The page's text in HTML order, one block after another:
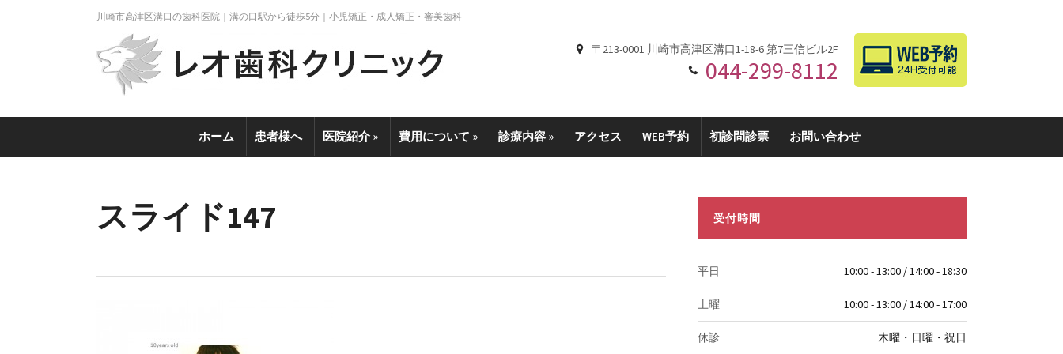
川崎市高津区溝口の歯科医院｜溝の口駅から徒歩5分｜小児矯正・成人矯正・審美歯科
〒213-0001 川崎市高津区溝口1-18-6 第7三信ビル2F
044-299-8112
ホーム 患者様へ 医院紹介 » 費用について » 診療内容 » アクセス WEB予約 初診問診票 お問い合わせ
スライド147 受付時間
平日 10:00 - 13:00 / 14:00 - 18:30
土曜 10:00 - 13:00 / 14:00 - 17:00
休診 木曜・日曜・祝日